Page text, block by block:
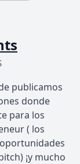
publicamos
donde
para los
( los
¡y mucho